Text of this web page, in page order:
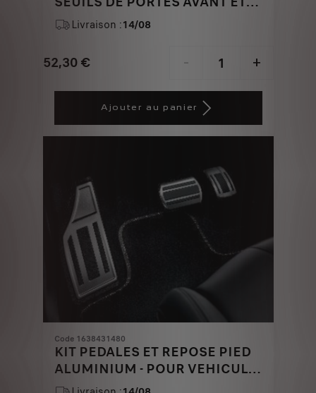
ARRIERE - ALUMINIUM BROSSE
MAT
Livraison :14/08
52,30 €
Price
€
- +
Quantity
1
Ajouter au panier
Code 1638431480
KIT PEDALES ET REPOSE PIED
ALUMINIUM - POUR VEHICULE
AVEC BVA